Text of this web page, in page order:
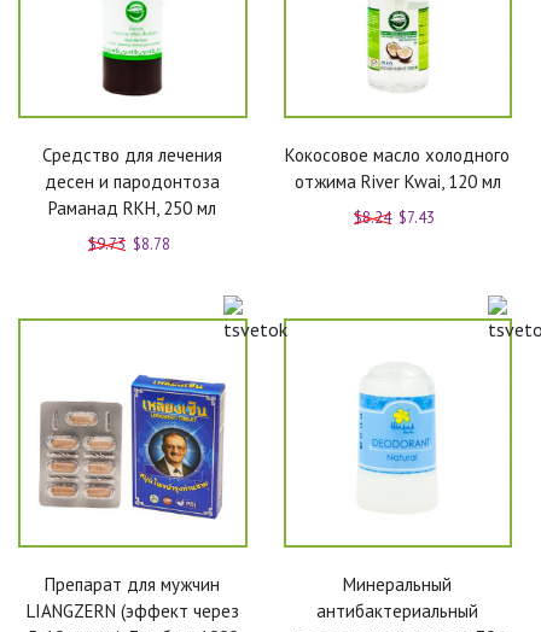
Средство для лечения
десен и пародонтоза
Раманад RKH, 250 мл
$9.73 $8.78
Кокосовое масло холодного
отжима River Kwai, 120 мл
$8.24 $7.43
Препарат для мужчин
LIANGZERN (эффект через
Минеральный
антибактериальный